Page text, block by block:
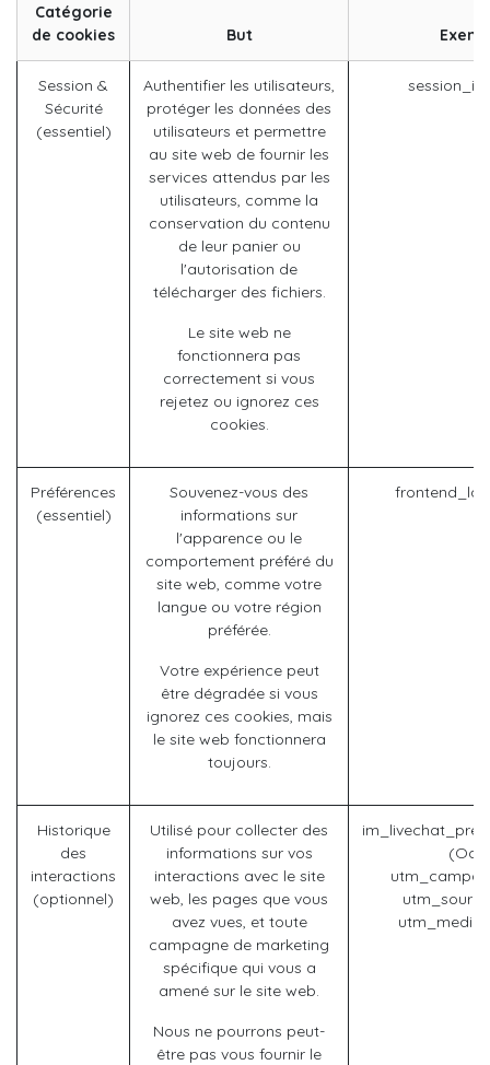
Catégorie
de cookies
But
Session &
Sécurité
(essentiel)
Authentifier les utilisateurs,
protéger les données des
utilisateurs et permettre
au site web de fournir les
services attendus par les
utilisateurs, comme la
conservation du contenu
de leur panier ou
l'autorisation de
télécharger des fichiers.
Le site web ne
fonctionnera pas
correctement si vous
rejetez ou ignorez ces
cookies.
Préférences
(essentiel)
Souvenez-vous des
informations sur
l'apparence ou le
comportement préféré du
site web, comme votre
langue ou votre région
préférée.
Votre expérience peut
être dégradée si vous
ignorez ces cookies, mais
le site web fonctionnera
toujours.
Historique
des
interactions
(optionnel)
Utilisé pour collecter des
informations sur vos
interactions avec le site
web, les pages que vous
avez vues, et toute
campagne de marketing
spécifique qui vous a
amené sur le site web.
Nous ne pourrons peut-
être pas vous fournir le